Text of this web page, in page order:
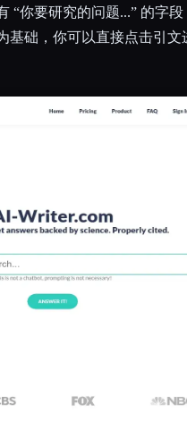
“你要研究的问题...” 的字
基础，你可以直接点击引文